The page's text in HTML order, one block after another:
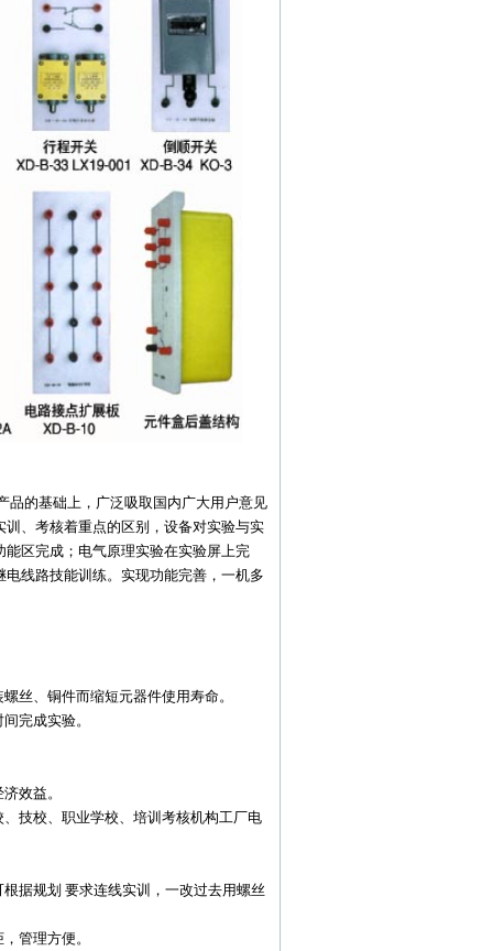
的基础上，广泛吸取国内广大用户意见
、考核着重点的区别，设备对实验与实
区完成；电气原理实验在实验屏上完
线路技能训练。实现功能完善，一机多
、铜件而缩短元器件使用寿命。
完成实验。
效益。
技校、职业学校、培训考核机构工厂电
规划 要求连线实训，一改过去用螺丝
管理方便。